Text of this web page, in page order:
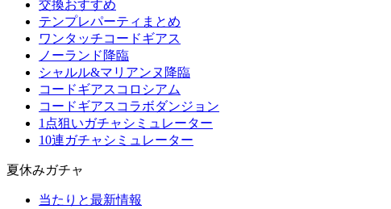
交換おすすめ
テンプレパーティまとめ
ワンタッチコードギアス
ノーランド降臨
シャルル&マリアンヌ降臨
コードギアスコロシアム
コードギアスコラボダンジョン
1点狙いガチャシミュレーター
10連ガチャシミュレーター
夏休みガチャ
当たりと最新情報